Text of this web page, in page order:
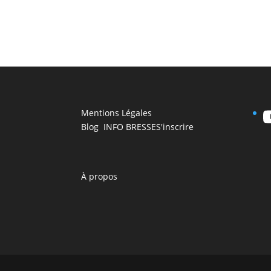
Mentions Légales
Blog INFO BRESSES'inscrire
À propos